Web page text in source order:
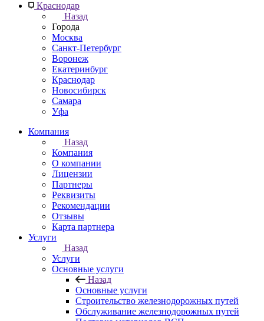
Краснодар
Назад
Города
Москва
Санкт-Петербург
Воронеж
Екатеринбург
Краснодар
Новосибирск
Самара
Уфа
Компания
Назад
Компания
О компании
Лицензии
Партнеры
Реквизиты
Рекомендации
Отзывы
Карта партнера
Услуги
Назад
Услуги
Основные услуги
Назад
Основные услуги
Строительство железнодорожных путей
Обслуживание железнодорожных путей